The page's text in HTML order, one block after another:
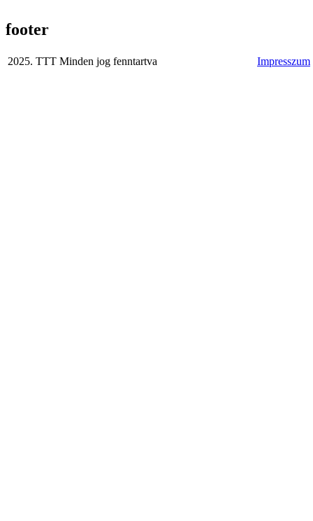
footer
2025. TTT Minden jog fenntartva Impresszum